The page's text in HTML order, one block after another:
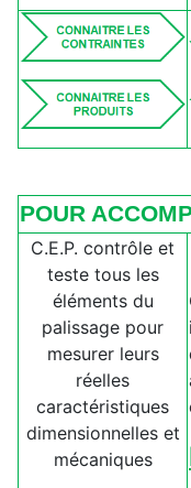
POUR
C.E.P. contrôle et
teste tous les
éléments du
palissage pour
mesurer leurs
réelles
caractéristiques
dimensionnelles et
mécaniques